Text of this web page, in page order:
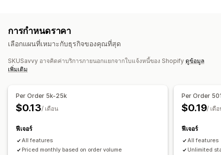
การแจ้งเตือนและรายงาน
การแจ้งเตือนอัตโนมัติ
การแจ้งเตือนพนักงาน
การแจ้งเตือนสินค้าคงคลัง การแจ้งเตือนสต็อกสินค้าต่ำ
Address Validation
การสแกนบาร์โค้ด รายการสิ่งที่ต้องจัดการ
ซิงค์คำสั่งซื้อ การเลือกผู้ขนส่ง อัตราค่าจัดส่ง
หน้าติดตามแบรนด์
การแจ้งเตือนทางอีเมล
การกำหนดราคา
เลือกแผนที่เหมาะกับธุรกิจของคุณที่สุด
SKUSavvy อาจคิดค่าบริการภายนอกแยกจากใบแจ้งหนี้ของ Shopify ดูข้อมูล
เพิ่มเติม
Per Order 5k-25k
$0.13/ เดือน
ฟีเจอร์
All features
Priced monthly based on order volume
Per Order
$0.19/ เดื
ฟีเจอร์
All features
Unlimited